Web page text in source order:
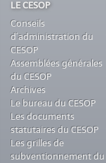
LE CESOP
Conseils
d’administration du
CESOP
Assemblées générales
du CESOP
Archives
Le bureau du CESOP
Les documents
statutaires du CESOP
Les grilles de
subventionnement du